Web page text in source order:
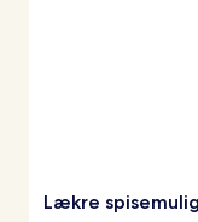
Lækre